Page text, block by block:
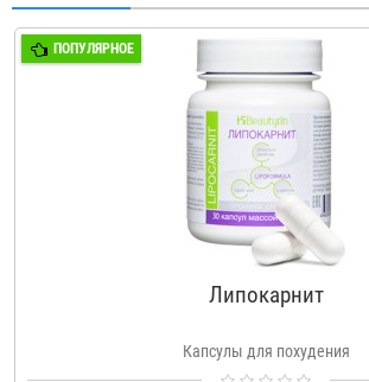
ПОПУЛЯРНОЕ
Липокарнит
Капсулы для похудения